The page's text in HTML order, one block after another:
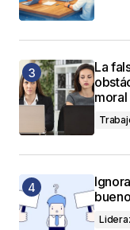
La
moral